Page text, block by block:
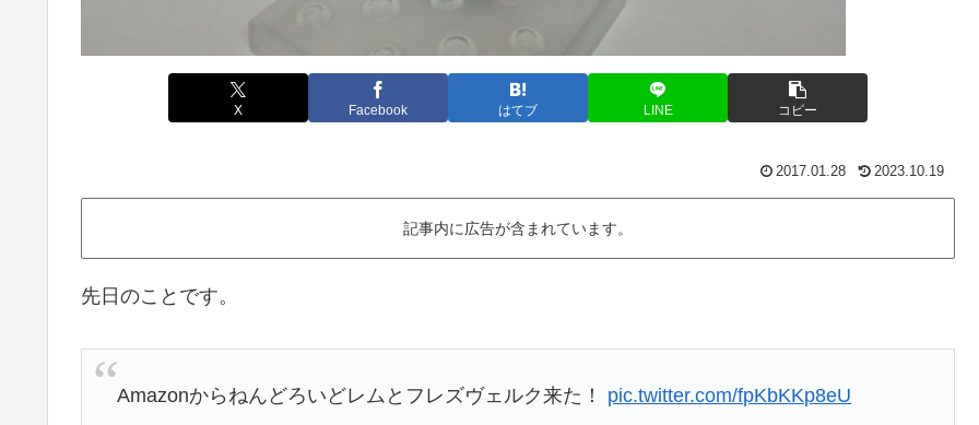
X Facebook はてブ LINE コピー
2017.01.28 2023.10.19
記事内に広告が含まれています。
先日のことです。
Amazonからねんどろいどレムとフレズヴェルク来た！ pic.twitter.com/fpKbKKp8eU